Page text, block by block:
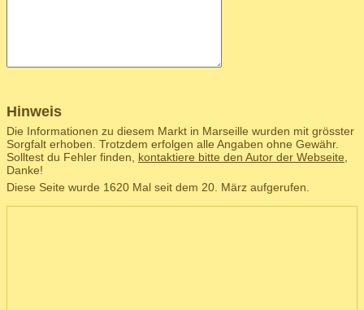
Hinweis
Die Informationen zu diesem Markt in Marseille wurden mit grösster
Sorgfalt erhoben. Trotzdem erfolgen alle Angaben ohne Gewähr.
Solltest du Fehler finden, kontaktiere bitte den Autor der Webseite
Danke!
Diese Seite wurde 1620 Mal seit dem 20. März aufgerufen.